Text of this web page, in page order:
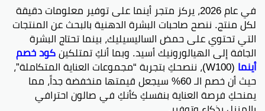
في عام 2026، يركز متجر أينما على توفير معلومات دقيقة
لكل منتج. ننصح صاحبات البشرة الدهنية بالبحث عن المنتجات
التي تحتوي على حمض الساليسيليك، بينما تحتاج البشرة
الجافة إلى الهيالورونيك أسيد. وبما أنكِ تمتلكينكود خصم
أينما (W100)، ننصحكِ بتجربة “مجموعات العناية المتكاملة”،
حيث أن خصم الـ 60% سيجعل قيمتها منخفضة جداً، مما
يمنحكِ فرصة العناية بنفسكِ كأنكِ في صالون احترافي